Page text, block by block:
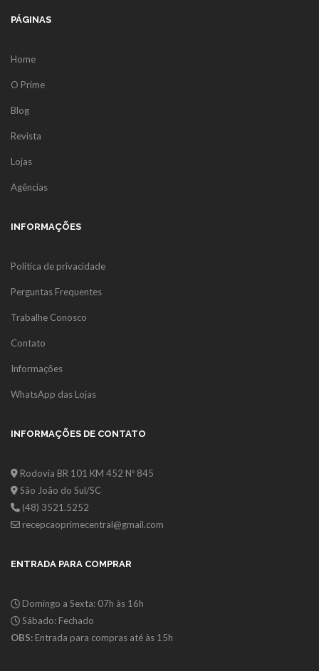
PÁGINAS
Home
O Prime
Blog
Revista
Lojas
Agências
INFORMAÇÕES
Política de privacidade
Perguntas Frequentes
Trabalhe Conosco
Contato
Informações
WhatsApp das Lojas
INFORMAÇÕES DE CONTATO
Rodovia BR 101 KM 452 Nº 845
São João do Sul/SC
(48) 3521.5252
recepcaoprimecentral@gmail.com
ENTRADA PARA COMPRAR
Domingo a Sexta: 07h às 16h
Sábado: Fechado
OBS: Entrada para compras até às 15h